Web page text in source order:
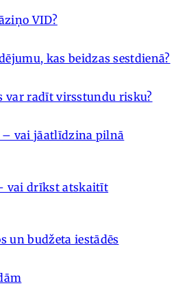
VID?
kas beidzas sestdienā?
var radīt virsstundu risku?
– vai jāatlīdzina pilnā
vai drīkst atskaitīt
un budžeta iestādēs